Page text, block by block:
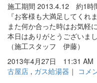
施工期間 2013.4.12 約1時
『お客様も大満足してくれ
また何か合った時はお気軽
本日はありがとうございまし
（施工スタッフ 伊藤）
2013年4月27日 11:31 AM
古屋店 , ガス給湯器 ｜ コメ